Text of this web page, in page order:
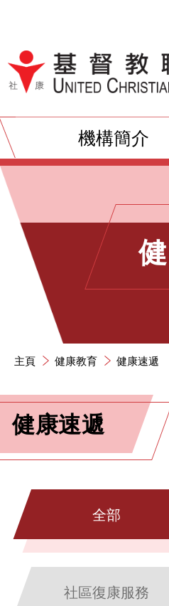
跳到內容（按輸入
機構簡介
主頁 健康教育 健康速遞
健康速遞
全部
社區復康服務